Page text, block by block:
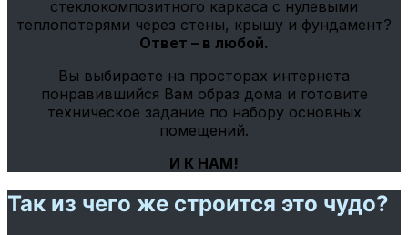
стеклокомпозитного каркаса с нулевыми
теплопотерями через стены, крышу и фундамент?
Ответ – в любой.
Вы выбираете на просторах интернета
понравившийся Вам образ дома и готовите
техническое задание по набору основных
помещений.
И К НАМ!
Так из чего же строится это чудо?